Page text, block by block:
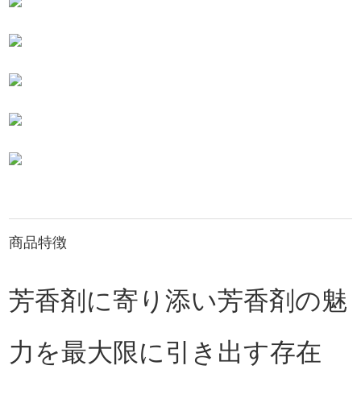
商品特徴
芳香剤に寄り添い芳香剤の魅
力を最大限に引き出す存在